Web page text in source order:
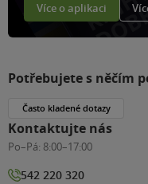
Více o aplikaci
Potřebujete s něčím
Často kladené dotazy
Kontaktujte nás
Po–Pá: 8:00–17:00
542 220 320